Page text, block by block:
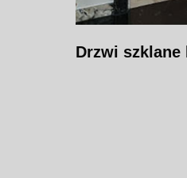
Drzwi szklane